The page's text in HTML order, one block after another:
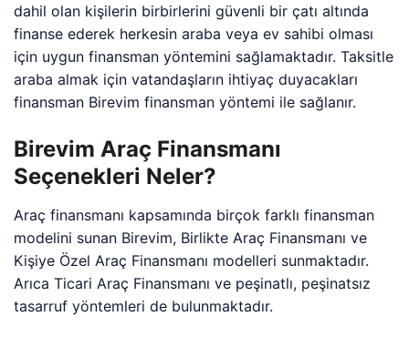
dahil olan kişilerin birbirlerini güvenli bir çatı altında
finanse ederek herkesin araba veya ev sahibi olması
için uygun finansman yöntemini sağlamaktadır. Taksitle
araba almak için vatandaşların ihtiyaç duyacakları
finansman Birevim finansman yöntemi ile sağlanır.
Birevim Araç Finansmanı
Seçenekleri Neler?
Araç finansmanı kapsamında birçok farklı finansman
modelini sunan Birevim, Birlikte Araç Finansmanı ve
Kişiye Özel Araç Finansmanı modelleri sunmaktadır.
Arıca Ticari Araç Finansmanı ve peşinatlı, peşinatsız
tasarruf yöntemleri de bulunmaktadır.